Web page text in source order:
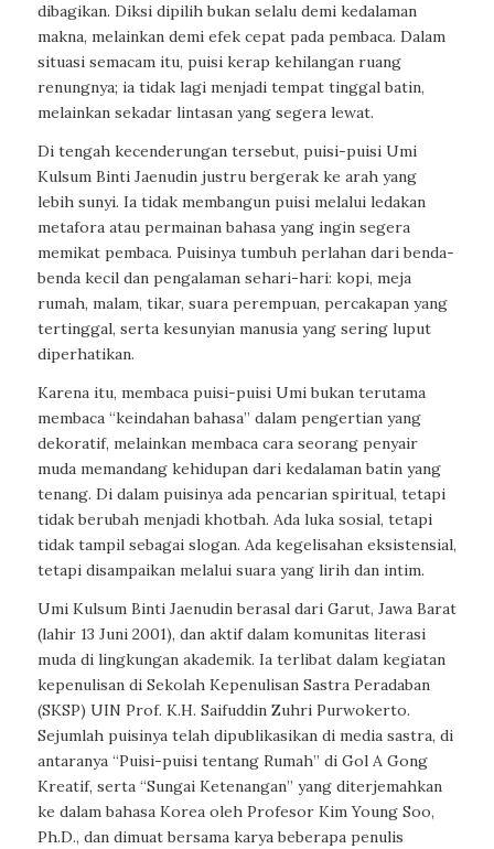
dibagikan. Diksi dipilih bukan selalu demi kedalaman
makna, melainkan demi efek cepat pada pembaca. Dalam
situasi semacam itu, puisi kerap kehilangan ruang
renungnya; ia tidak lagi menjadi tempat tinggal batin,
melainkan sekadar lintasan yang segera lewat.
Di tengah kecenderungan tersebut, puisi-puisi Umi
Kulsum Binti Jaenudin justru bergerak ke arah yang
lebih sunyi. Ia tidak membangun puisi melalui ledakan
metafora atau permainan bahasa yang ingin segera
memikat pembaca. Puisinya tumbuh perlahan dari benda-
benda kecil dan pengalaman sehari-hari: kopi, meja
rumah, malam, tikar, suara perempuan, percakapan yang
tertinggal, serta kesunyian manusia yang sering luput
diperhatikan.
Karena itu, membaca puisi-puisi Umi bukan terutama
membaca “keindahan bahasa” dalam pengertian yang
dekoratif, melainkan membaca cara seorang penyair
muda memandang kehidupan dari kedalaman batin yang
tenang. Di dalam puisinya ada pencarian spiritual, tetapi
tidak berubah menjadi khotbah. Ada luka sosial, tetapi
tidak tampil sebagai slogan. Ada kegelisahan eksistensial,
tetapi disampaikan melalui suara yang lirih dan intim.
Umi Kulsum Binti Jaenudin berasal dari Garut, Jawa Barat
(lahir 13 Juni 2001), dan aktif dalam komunitas literasi
muda di lingkungan akademik. Ia terlibat dalam kegiatan
kepenulisan di Sekolah Kepenulisan Sastra Peradaban
(SKSP) UIN Prof. K.H. Saifuddin Zuhri Purwokerto.
Sejumlah puisinya telah dipublikasikan di media sastra, di
antaranya “Puisi-puisi tentang Rumah” di Gol A Gong
Kreatif, serta “Sungai Ketenangan” yang diterjemahkan
ke dalam bahasa Korea oleh Profesor Kim Young Soo,
Ph.D., dan dimuat bersama karya beberapa penulis